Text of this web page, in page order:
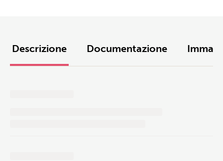
Descrizione Documentazione